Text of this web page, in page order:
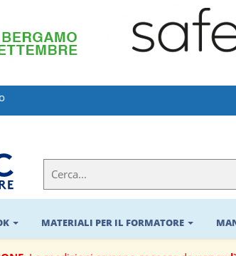
MATERIALI PER IL FORMATORE